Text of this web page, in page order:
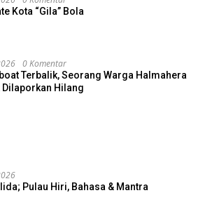
Kota “Gila” Bola
0 Komentar
Terbalik, Seorang Warga Halmahera
Dilaporkan Hilang
Pulau Hiri, Bahasa & Mantra